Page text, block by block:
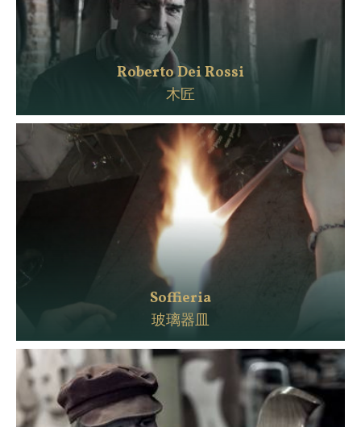
Roberto Dei Rossi
木匠
Soffieria
玻璃器皿